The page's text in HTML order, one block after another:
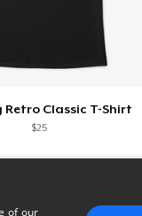
Classic T-Shirt
$25
of our